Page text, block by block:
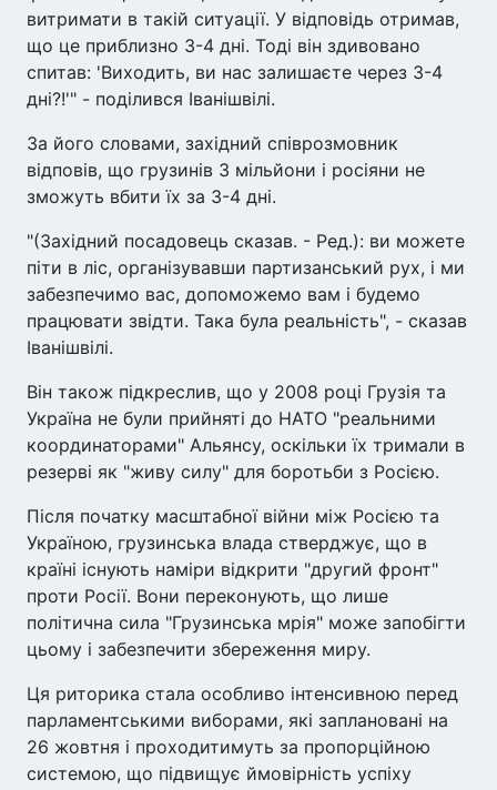
витримати в такій ситуації. У відповідь отримав,
що це приблизно 3-4 дні. Тоді він здивовано
спитав: 'Виходить, ви нас залишаєте через 3-4
дні?!'" - поділився Іванішвілі.
За його словами, західний співрозмовник
відповів, що грузинів 3 мільйони і росіяни не
зможуть вбити їх за 3-4 дні.
"(Західний посадовець сказав. - Ред.): ви можете
піти в ліс, організувавши партизанський рух, і ми
забезпечимо вас, допоможемо вам і будемо
працювати звідти. Така була реальність", - сказав
Іванішвілі.
Він також підкреслив, що у 2008 році Грузія та
Україна не були прийняті до НАТО "реальними
координаторами" Альянсу, оскільки їх тримали в
резерві як "живу силу" для боротьби з Росією.
Після початку масштабної війни між Росією та
Україною, грузинська влада стверджує, що в
країні існують наміри відкрити "другий фронт"
проти Росії. Вони переконують, що лише
політична сила "Грузинська мрія" може запобігти
цьому і забезпечити збереження миру.
Ця риторика стала особливо інтенсивною перед
парламентськими виборами, які заплановані на
26 жовтня і проходитимуть за пропорційною
системою, що підвищує ймовірність успіху